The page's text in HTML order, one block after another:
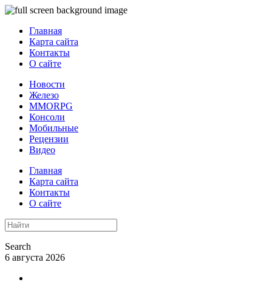
Главная
Карта сайта
Контакты
О сайте
Новости
Железо
MMORPG
Консоли
Мобильные
Рецензии
Видео
Главная
Карта сайта
Контакты
О сайте
Search
6 августа 2026